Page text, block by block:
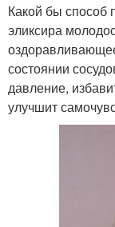
Какой бы способ
эликсира
состоянии
давление,
улучшит